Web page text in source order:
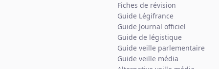
Fiches de révision
Guide Légifrance
Guide Journal officiel
Guide de légistique
Guide veille parlementaire
Guide veille média